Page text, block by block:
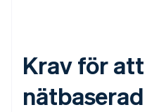
Krav för